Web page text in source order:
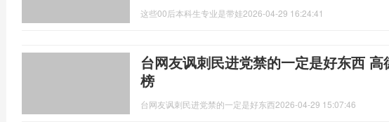
这些00后本科生专业是带娃2026-04-29 16:24:41
台网友讽刺民进党禁的一定是好东西
榜
台网友讽刺民进党禁的一定是好东西2026-04-29 15:07:46